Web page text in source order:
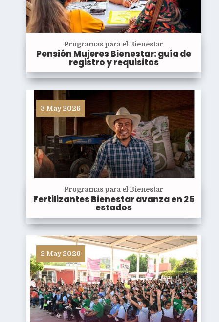
Programas para el Bienestar
Pensión Mujeres Bienestar: guía de
registro y requisitos
3 May 2026
Programas para el Bienestar
Fertilizantes Bienestar avanza en 25
estados
2 May 2026